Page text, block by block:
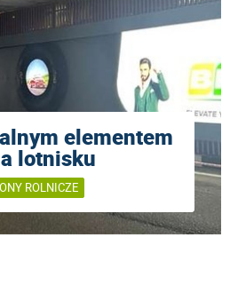
elementem
lotnisku
ROLNICZE